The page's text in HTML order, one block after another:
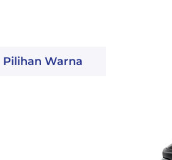
Pilihan Warna